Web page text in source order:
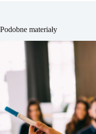
Podobne materiały